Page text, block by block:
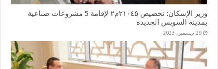
وزير الإسكان: تخصيص ٢١٠٤٥م٢ لإقامة 5 مشروعات صناعية
بمدينة السويس الجديدة
29 ديسمبر، 2023